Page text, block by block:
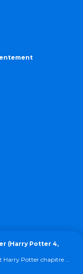
(Harry Potter 4,
Fréquence 9 3/4 - Le podcast Harry Potter chapitre par chapitre